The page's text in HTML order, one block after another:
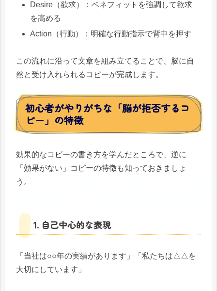
Desire（欲求）：ベネフィットを強調して欲求
を高める
Action（行動）：明確な行動指示で背中を押す
この流れに沿って文章を組み立てることで、脳に自
然と受け入れられるコピーが完成します。
初心者がやりがちな「脳が拒否するコ
ピー」の特徴
効果的なコピーの書き方を学んだところで、逆に
「効果がない」コピーの特徴も知っておきましょ
う。
1. 自己中心的な表現
「当社は○○年の実績があります」「私たちは△△を
大切にしています」